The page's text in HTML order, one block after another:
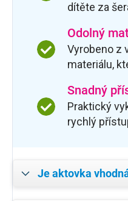
dítěte za
Odolný
Vyrobeno z
materiálu,
Snadný
Praktický
rychlý
Je aktovka